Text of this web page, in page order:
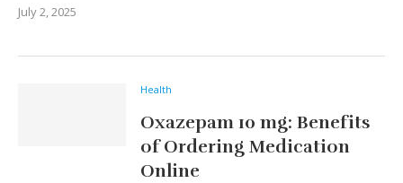
July 2, 2025
Health
Oxazepam 10 mg: Benefits
of Ordering Medication
Online